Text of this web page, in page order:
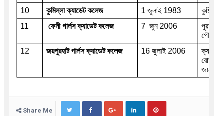
10
কুমিল্লা ক্যাডেট কলেজ 1 জুলাই 1983
11
ফেনী গার্লস ক্যাডেট কলেজ 7  জুন 2006
পুরাতন
12
জয়পুরহাট গার্লস ক্যাডেট কলেজ 16 জুলাই 2006
রোড
Share Me